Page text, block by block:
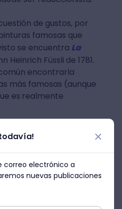
de gustos, por
famosas que
se encuentra La
Heinrich Füssli de 1781.
encontrarla
más famosas (aunque
es realmente
correo electrónico a
nuevas publicaciones